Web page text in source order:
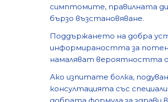
симптомите, правилната
бързо възстановяване.
Поддържането на добра
информираността за
намаляват вероятността
Ако изпитате болка,
консултацията със
добрата формула за здрави